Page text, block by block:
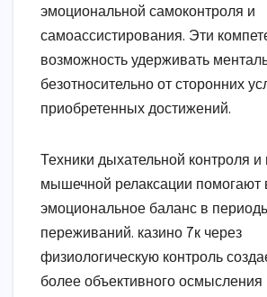
эмоциональной самоконтроля и
самоассистирования. Эти
возможность удерживать
безотносительно от сторонних
приобретенных достижений.
Техники дыхательной контроля и
мышечной релаксации помогают
эмоциональное баланс в
переживаний. казино 7к через
физиологическую контроль
более объективного осмысления